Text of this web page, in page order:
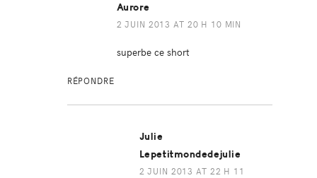
Aurore
2 JUIN 2013 AT 20 H 10 MIN
superbe ce short
RÉPONDRE
Julie
Lepetitmondedejulie
2 JUIN 2013 AT 22 H 11